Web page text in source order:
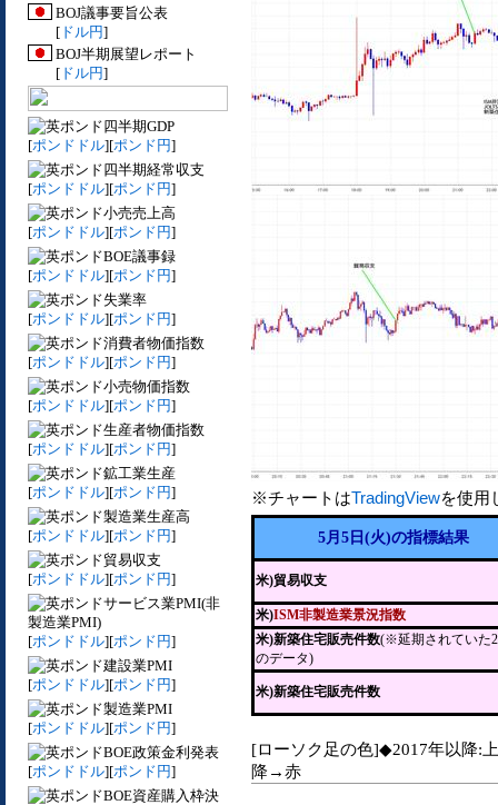
BOJ議事要旨公表
[ ドル円]
BOJ半期展望レポート
[ ドル円]
四半期GDP
[ポンドドル][ポンド円]
四半期経常収支
[ポンドドル][ポンド円]
小売売上高
[ポンドドル][ポンド円]
BOE議事録
[ポンドドル][ポンド円]
失業率
[ポンドドル][ポンド円]
消費者物価指数
[ポンドドル][ポンド円]
小売物価指数
[ポンドドル][ポンド円]
生産者物価指数
[ポンドドル][ポンド円]
鉱工業生産
[ポンドドル][ポンド円]
製造業生産高
[ポンドドル][ポンド円]
貿易収支
[ポンドドル][ポンド円]
サービス業PMI(非
製造業PMI)
[ポンドドル][ポンド円]
建設業PMI
[ポンドドル][ポンド円]
製造業PMI
[ポンドドル][ポンド円]
BOE政策金利発表
[ポンドドル][ポンド円]
BOE資産購入枠決
※チャートはTradingViewを使用
5月5日(火)の指標結果
米)貿易収支
米)ISM非製造業景況指数
米)新築住宅販売件数(※延期されていた
のデータ)
米)新築住宅販売件数
[ローソク足の色]◆2017年以降
降→赤